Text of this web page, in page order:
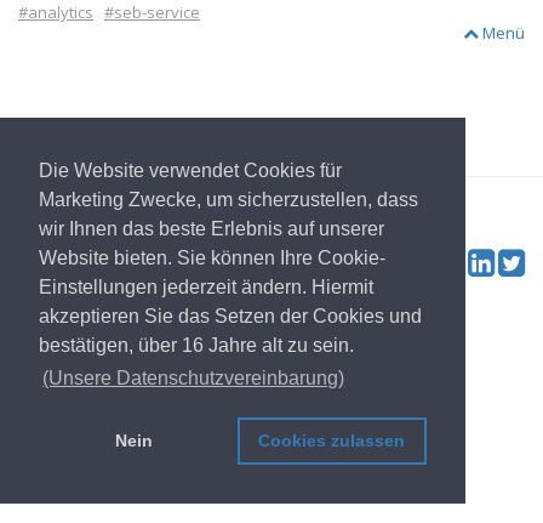
Die Website verwendet Cookies für
Marketing Zwecke, um sicherzustellen, dass
wir Ihnen das beste Erlebnis auf unserer
Website bieten. Sie können Ihre Cookie-
Einstellungen jederzeit ändern. Hiermit
akzeptieren Sie das Setzen der Cookies und
bestätigen, über 16 Jahre alt zu sein.
(Unsere Datenschutzvereinbarung)
Nein Cookies zulassen
#analytics #seb-service
Menü
© 2022OwnYourData.eu Impressum
Privatsphäre
Mitwirkende
Social & Feed: